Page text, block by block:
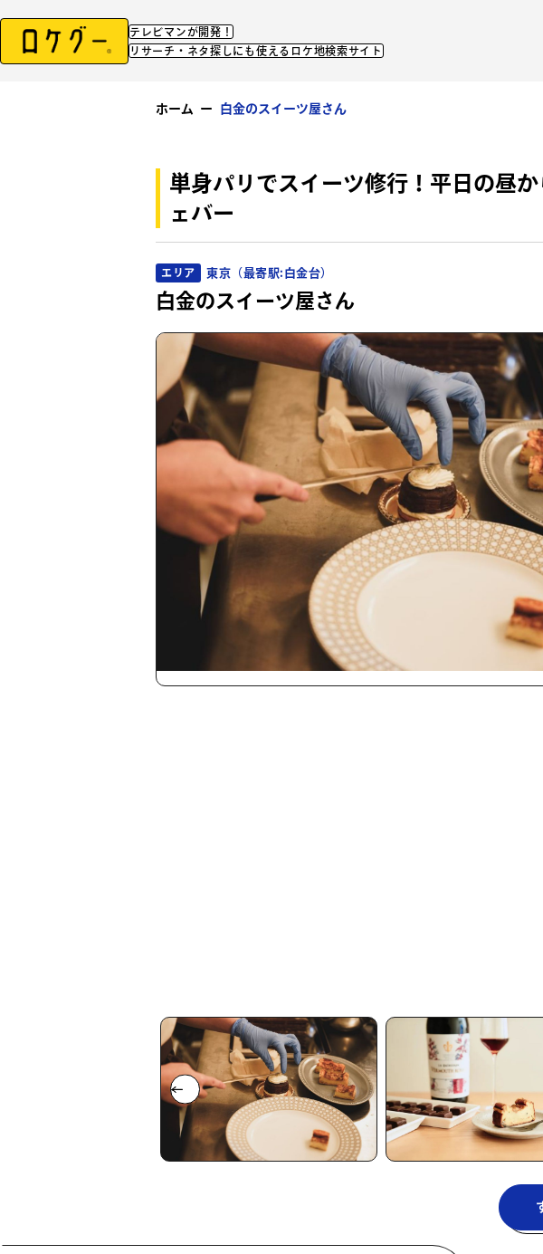
テレビマンが開発！
リサーチ・ネタ探しにも使えるロケ地検索サイト
ホーム ー 白金のスイーツ屋さん
単身パリでスイーツ修行！平日の昼
ェバー
エリア 東京（最寄駅:白金台）
白金のスイーツ屋さん